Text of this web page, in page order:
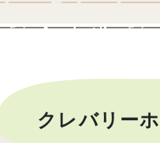
クレバリー